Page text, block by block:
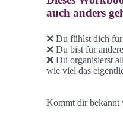
auch anders
❌ Du fühlst dich
❌ Du bist für
❌ Du organisierst
wie viel das
Kommt dir bekannt